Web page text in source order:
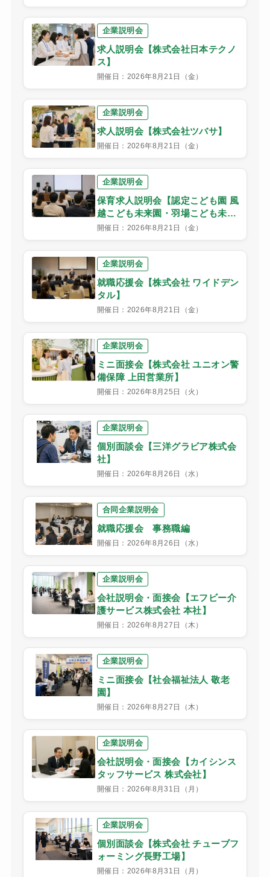
企業説明会
求人説明会【株式会社日本テクノ
ス】
開催日：2026年8月21日（金）
企業説明会
求人説明会【株式会社ツバサ】
開催日：2026年8月21日（金）
企業説明会
保育求人説明会【認定こども園 風
越こども未来園・羽場こども未来
園】
開催日：2026年8月21日（金）
企業説明会
就職応援会【株式会社 ワイドデン
タル】
開催日：2026年8月21日（金）
企業説明会
ミニ面接会【株式会社 ユニオン警
備保障 上田営業所】
開催日：2026年8月25日（火）
企業説明会
個別面談会【三洋グラビア株式会
社】
開催日：2026年8月26日（水）
合同企業説明会
就職応援会 事務職編
開催日：2026年8月26日（水）
企業説明会
会社説明会・面接会【エフビー介
護サービス株式会社 本社】
開催日：2026年8月27日（木）
企業説明会
ミニ面接会【社会福祉法人 敬老
園】
開催日：2026年8月27日（木）
企業説明会
会社説明会・面接会【カイシンス
タッフサービス 株式会社】
開催日：2026年8月31日（月）
企業説明会
個別面談会【株式会社 チューブフ
ォーミング長野工場】
開催日：2026年8月31日（月）